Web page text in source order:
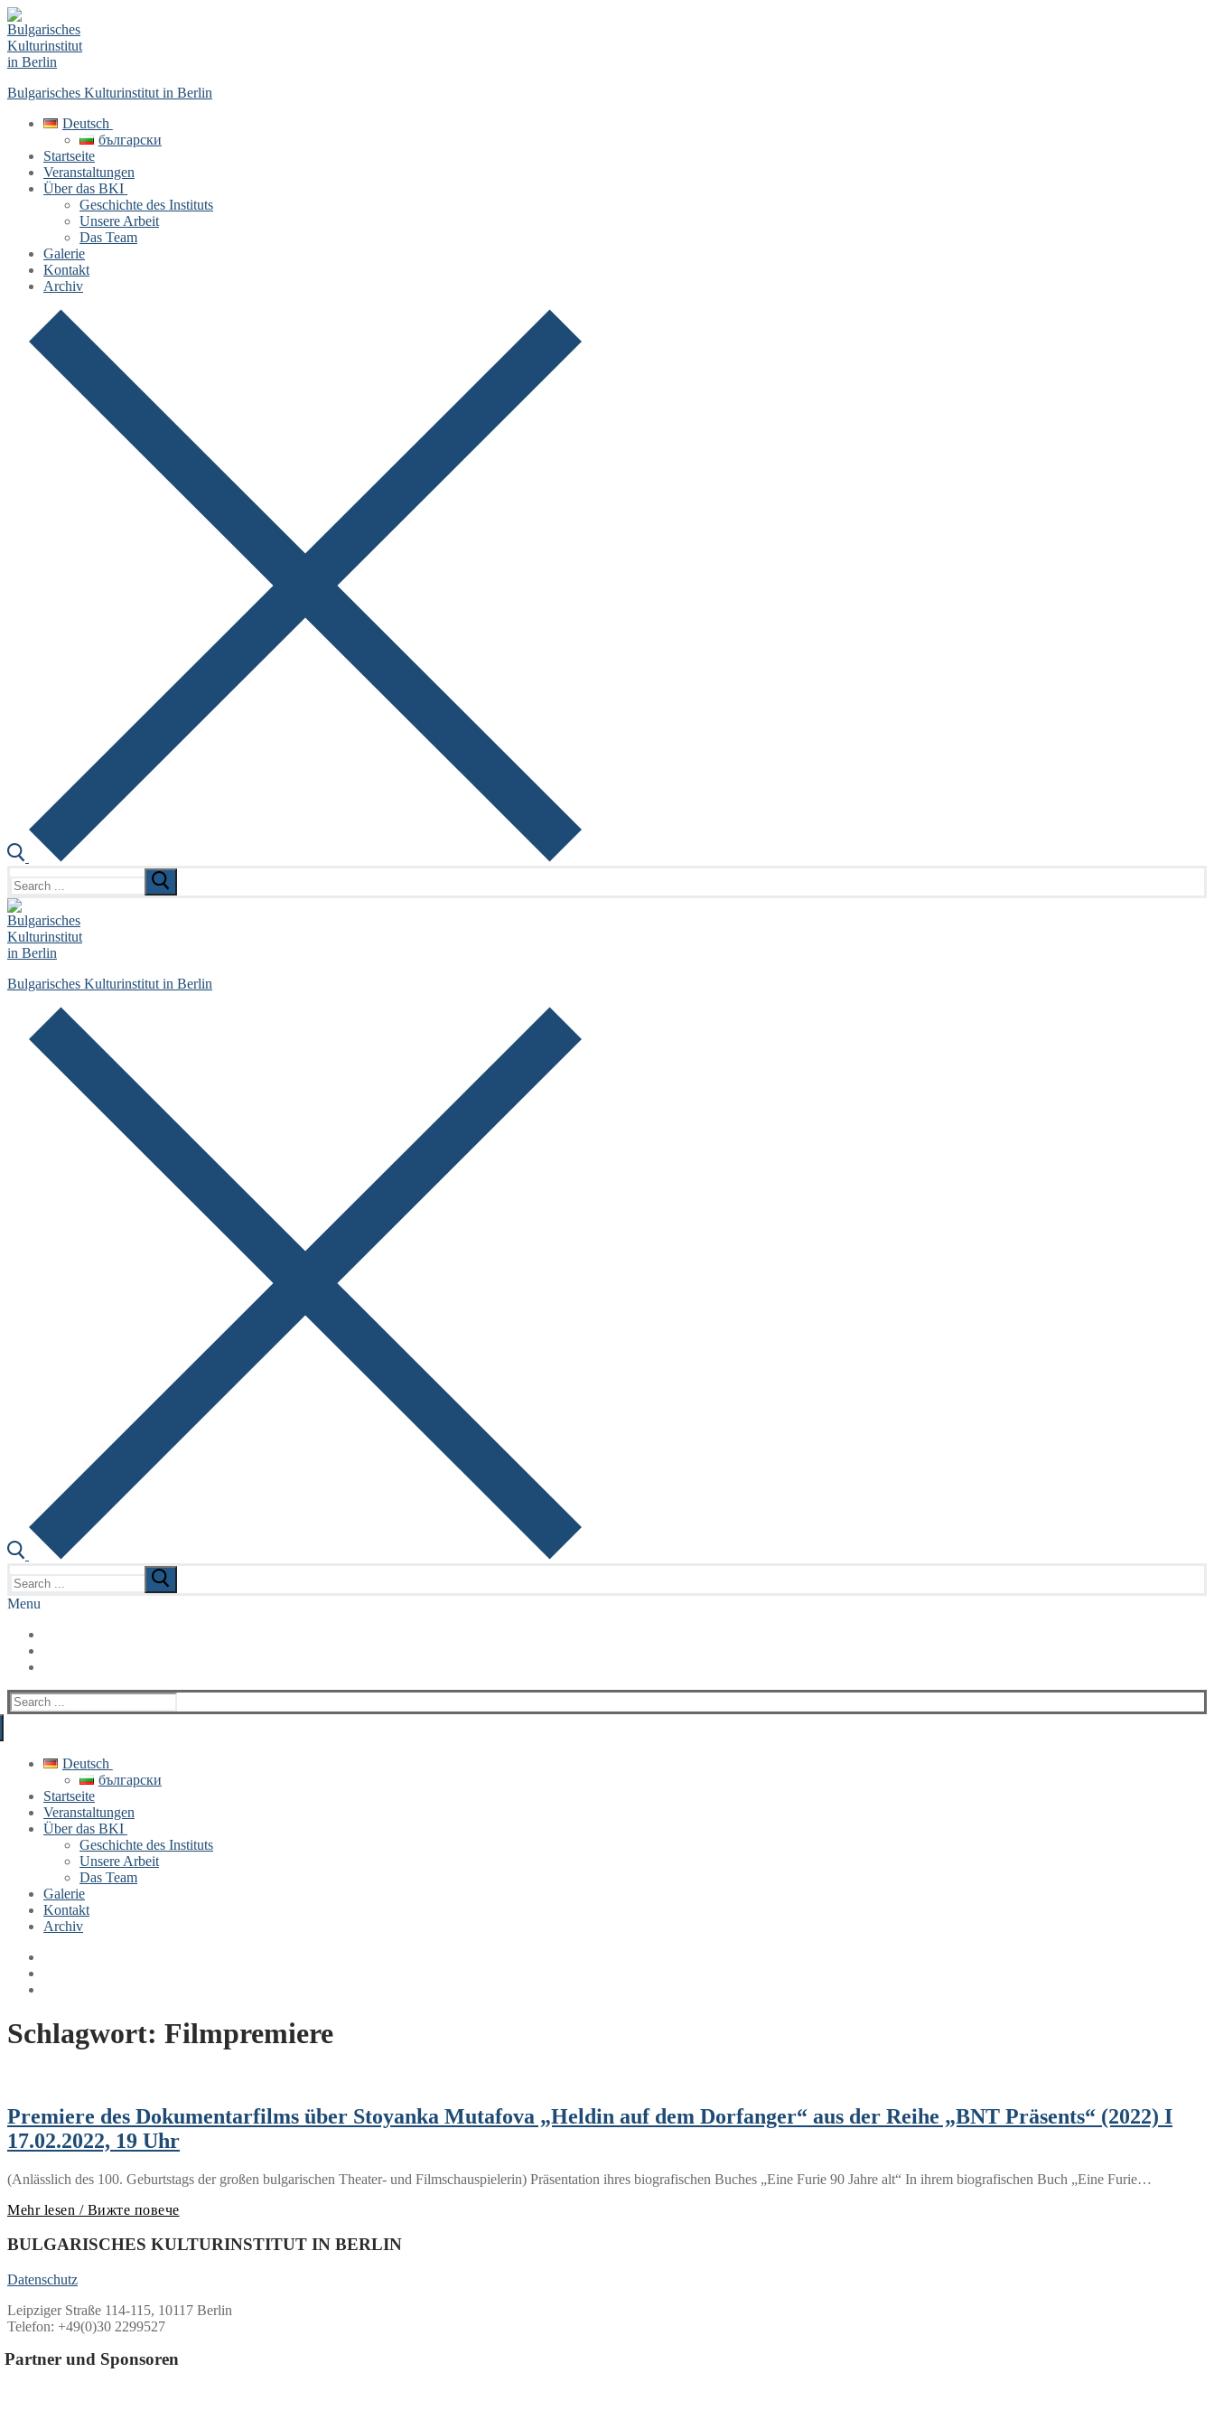
Skip
to
content
Menu
Close
Bulgarisches Kulturinstitut in Berlin
Deutsch
български
Startseite
Veranstaltungen
Über das BKI
Geschichte des Instituts
Unsere Arbeit
Das Team
Galerie
Kontakt
Archiv
for:
Bulgarisches Kulturinstitut in Berlin
for:
Menu
Search
for:
Deutsch
български
Startseite
Veranstaltungen
Über das BKI
Geschichte des Instituts
Unsere Arbeit
Das Team
Galerie
Kontakt
Archiv
Schlagwort: Filmpremiere
Premiere des Dokumentarfilms über Stoyanka Mutafova „Heldin auf dem Dorfanger“ aus der Reihe „BNT Präsents“ (2022) I
17.02.2022, 19 Uhr
(Anlässlich des 100. Geburtstags der großen bulgarischen Theater- und Filmschauspielerin) Präsentation ihres biografischen Buches „Eine Furie 90 Jahre аlt“ In ihrem biografischen Buch „Eine Furie…
Mehr lesen / Вижте повече
BULGARISCHES KULTURINSTITUT IN BERLIN
Datenschutz
Leipziger Straße 114-115, 10117 Berlin
Telefon: +49(0)30 2299527
Partner und Sponsoren